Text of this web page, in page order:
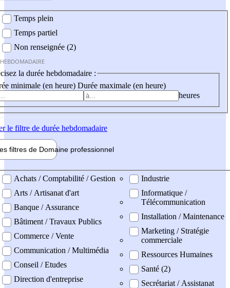
Temps plein
Temps partiel
Non renseignée (2)
la durée hebdomadaire :
minimale (en heure) Durée maximale (en heure)
heures
le filtre de durée hebdomadaire
filtres de Domaine professionnel
professionel
Achats / Comptabilité / Gestion
Arts / Artisanat d'art
Banque / Assurance
Bâtiment / Travaux Publics
Commerce / Vente
Communication / Multimédia
Conseil / Etudes
Direction d'entreprise
Industrie
Informatique /
Télécommunication
Installation / Maintenance
Marketing / Stratégie
commerciale
Ressources Humaines
Santé (2)
Secrétariat / Assistanat